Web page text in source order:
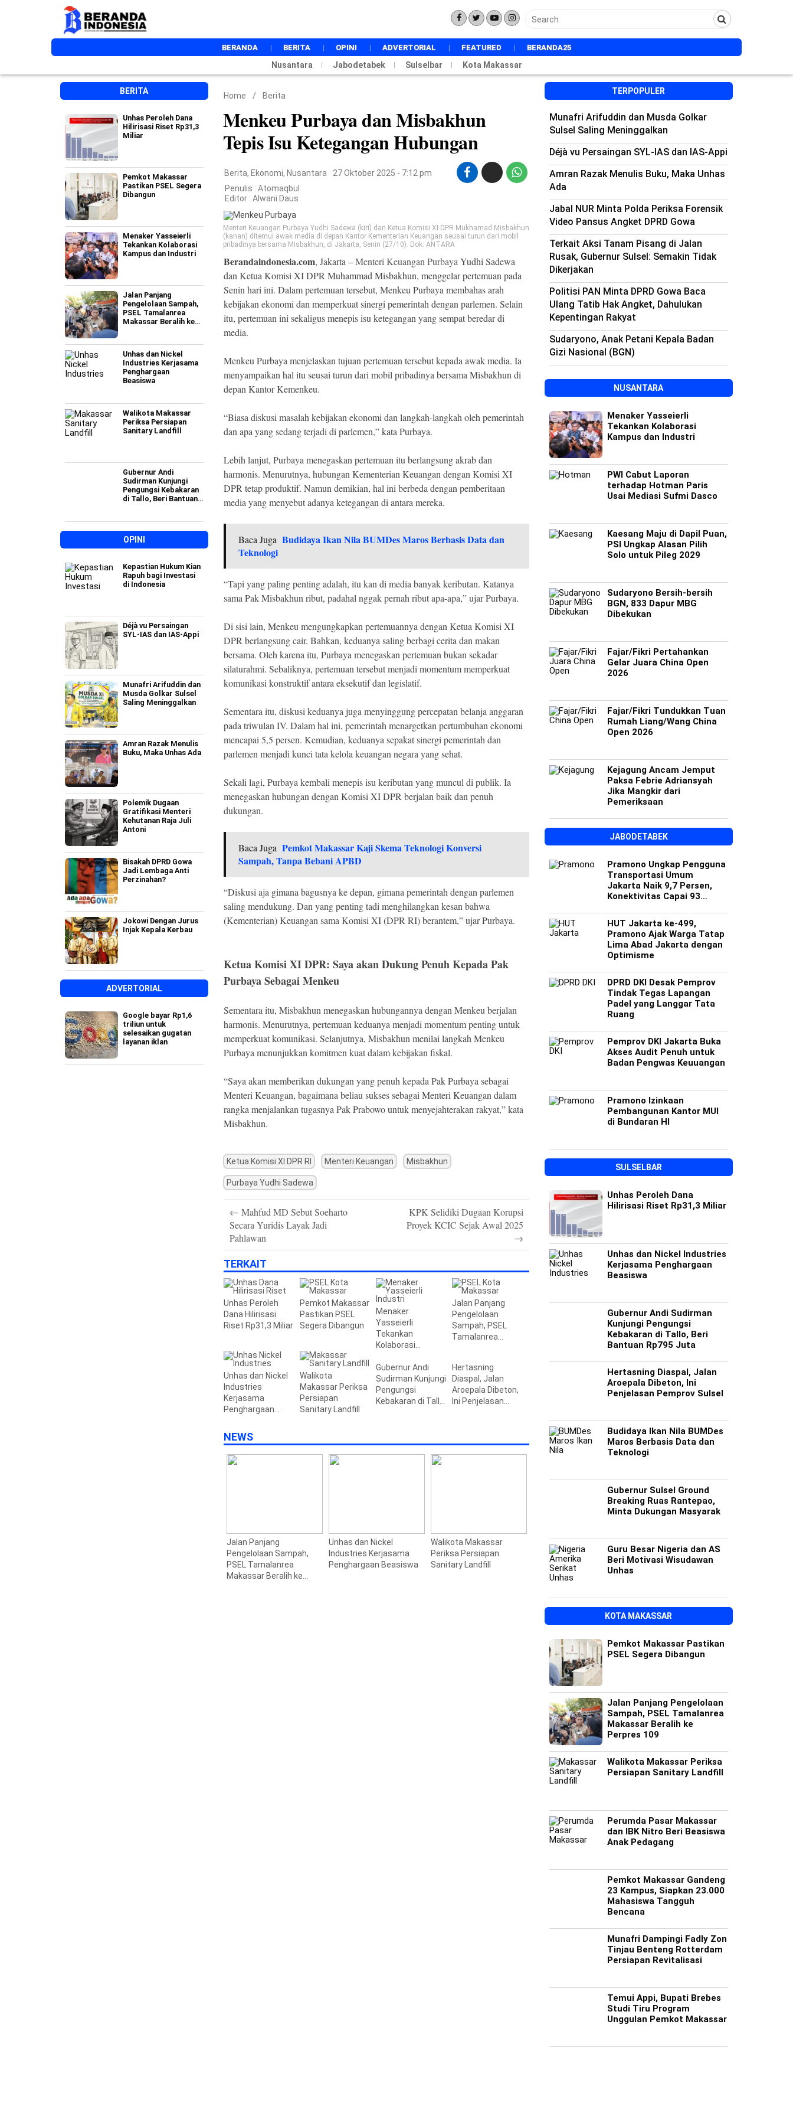
BERANDA BERITA
NASIONAL
INTERNASIONAL
EKONOMI
HUKUM
DAERAH
METRO
SPORT
WISATA
OPINI ADVERTORIAL FEATURED BERANDA25
Nusantara Jabodetabek Sulselbar Kota Makassar
BERITA
Unhas Peroleh Dana
Hilirisasi Riset Rp31,3
Miliar
Pemkot Makassar
Pastikan PSEL Segera
Dibangun
Menaker Yasseierli
Tekankan Kolaborasi
Kampus dan Industri
Jalan Panjang
Pengelolaan Sampah,
PSEL Tamalanrea
Makassar Beralih ke
Unhas dan Nickel
Industries Kerjasama
Penghargaan
Beasiswa
Walikota Makassar
Periksa Persiapan
Sanitary Landfill
Gubernur Andi
Sudirman Kunjungi
Pengungsi Kebakaran
di Tallo, Beri Bantuan
OPINI
Kepastian Hukum Kian
Rapuh bagi Investasi
di Indonesia
Déjà vu Persaingan
SYL-IAS dan IAS-Appi
Munafri Arifuddin dan
Musda Golkar Sulsel
Saling Meninggalkan
Amran Razak Menulis
Buku, Maka Unhas Ada
Polemik Dugaan
Gratifikasi Menteri
Kehutanan Raja Juli
Antoni
Bisakah DPRD Gowa
Jadi Lembaga Anti
Perzinahan?
Jokowi Dengan Jurus
Injak Kepala Kerbau
ADVERTORIAL
Google bayar Rp1,6
triliun untuk
selesaikan gugatan
layanan iklan
Home / Berita
Menkeu Purbaya dan Misbakhun
Tepis Isu Ketegangan Hubungan
Berita, Ekonomi, Nusantara
27 Oktober 2025 - 7:12 pm
Penulis : Atomaqbul
Editor : Alwani Daus
Menteri Keuangan Purbaya Yudhi Sadewa (kiri) dan Ketua Komisi XI DPR Mukhamad Misbakhun
(kanan) ditemui awak media di depan Kantor Kementerian Keuangan seusai turun dari mobil
pribadinya bersama Misbakhun, di Jakarta, Senin (27/10). Dok: ANTARA
Berandaindonesia.com, Jakarta –Menteri Keuangan Purbaya Yudhi Sadewa
dan Ketua Komisi XI DPR Muhammad Misbakhun, menggelar pertemuan pada
Senin hari ini. Dalam pertemuan tersebut, Menkeu Purbaya membahas arah
kebijakan ekonomi dan memperkuat sinergi pemerintah dengan parlemen. Selain
itu, pertemuan ini sekaligus menepis isu ketegangan yang sempat beredar di
media.
Menkeu Purbaya menjelaskan tujuan pertemuan tersebut kepada awak media. Ia
menyampaikan hal itu seusai turun dari mobil pribadinya bersama Misbakhun di
depan Kantor Kemenkeu.
“Biasa diskusi masalah kebijakan ekonomi dan langkah-langkah oleh pemerintah
dan apa yang sedang terjadi di parlemen,” kata Purbaya.
Lebih lanjut, Purbaya menegaskan pertemuan itu berlangsung akrab dan
harmonis. Menurutnya, hubungan Kementerian Keuangan dengan Komisi XI
DPR tetap produktif. Namun demikian, hal ini berbeda dengan pemberitaan
media yang menyebut adanya ketegangan di antara mereka.
Baca Juga Budidaya Ikan Nila BUMDes Maros Berbasis Data dan
Teknologi
“Tapi yang paling penting adalah, itu kan di media banyak keributan. Katanya
sama Pak Misbakhun ribut, padahal nggak pernah ribut apa-apa,” ujar Purbaya.
Di sisi lain, Menkeu mengungkapkan pertemuannya dengan Ketua Komisi XI
DPR berlangsung cair. Bahkan, keduanya saling berbagi cerita dan makan
bersama. Oleh karena itu, Purbaya menegaskan pertemuan bukan sekadar
silaturahmi. Sebaliknya, pertemuan tersebut menjadi momentum memperkuat
komunikasi konstruktif antara eksekutif dan legislatif.
Sementara itu, diskusi keduanya juga menyinggung percepatan belanja anggaran
pada triwulan IV. Dalam hal ini, pemerintah menargetkan pertumbuhan ekonomi
mencapai 5,5 persen. Kemudian, keduanya sepakat sinergi pemerintah dan
parlemen menjadi kunci tata kelola keuangan negara yang sehat.
Sekali lagi, Purbaya kembali menepis isu keributan yang muncul di publik. Ia
menegaskan hubungan dengan Komisi XI DPR berjalan baik dan penuh
dukungan.
Baca Juga Pemkot Makassar Kaji Skema Teknologi Konversi
Sampah, Tanpa Bebani APBD
“Diskusi aja gimana bagusnya ke depan, gimana pemerintah dengan parlemen
saling mendukung. Dan yang penting tadi menghilangkan kesan bahwa
(Kementerian) Keuangan sama Komisi XI (DPR RI) berantem,” ujar Purbaya.
Ketua Komisi XI DPR: Saya akan Dukung Penuh Kepada Pak
Purbaya Sebagai Menkeu
Sementara itu, Misbakhun menegaskan hubungannya dengan Menkeu berjalan
harmonis. Menurutnya, pertemuan keduanya menjadi momentum penting untuk
memperkuat komunikasi. Selanjutnya, Misbakhun menilai langkah Menkeu
Purbaya menunjukkan komitmen kuat dalam kebijakan fiskal.
“Saya akan memberikan dukungan yang penuh kepada Pak Purbaya sebagai
Menteri Keuangan, bagaimana beliau sukses sebagai Menteri Keuangan dalam
rangka menjalankan tugasnya Pak Prabowo untuk menyejahterakan rakyat,” kata
Misbakhun.​​​​​​​​​​​​​​​​
Ketua Komisi XI DPR RI Menteri Keuangan Misbakhun
Purbaya Yudhi Sadewa
navigation
← Mahfud MD Sebut Soeharto
Secara Yuridis Layak Jadi
Pahlawan
KPK Selidiki Dugaan Korupsi
Proyek KCIC Sejak Awal 2025
→
TERKAIT
Unhas Peroleh
Dana Hilirisasi
Riset Rp31,3 Miliar
Pemkot Makassar
Pastikan PSEL
Segera Dibangun
Menaker
Yasseierli
Tekankan
Kolaborasi
Industri
Jalan Panjang
Pengelolaan
Sampah, PSEL
Tamalanrea
Unhas dan Nickel
Industries
Kerjasama
Penghargaan
Walikota
Makassar Periksa
Persiapan
Sanitary Landfill
Gubernur Andi
Sudirman Kunjungi
Pengungsi
Kebakaran di Tallo,
Hertasning
Diaspal, Jalan
Aroepala Dibeton,
Ini Penjelasan
NEWS
Jalan Panjang
Pengelolaan Sampah,
PSEL Tamalanrea
Makassar Beralih ke
Unhas dan Nickel
Industries Kerjasama
Penghargaan Beasiswa
Walikota Makassar
Periksa Persiapan
Sanitary Landfill
Gubernur Andi Sudirman
Kunjungi Pengungsi
Kebakaran di Tallo, Beri
Bantuan Rp795 Juta
Hertasning Diaspal, Jalan
Aroepala Dibeton, Ini
Penjelasan Pemprov
TERPOPULER
Munafri Arifuddin dan Musda Golkar
Sulsel Saling Meninggalkan
Déjà vu Persaingan SYL-IAS dan IAS-Appi
Amran Razak Menulis Buku, Maka Unhas
Ada
Jabal NUR Minta Polda Periksa Forensik
Video Pansus Angket DPRD Gowa
Terkait Aksi Tanam Pisang di Jalan
Rusak, Gubernur Sulsel: Semakin Tidak
Dikerjakan
Politisi PAN Minta DPRD Gowa Baca
Ulang Tatib Hak Angket, Dahulukan
Kepentingan Rakyat
Sudaryono, Anak Petani Kepala Badan
Gizi Nasional (BGN)
NUSANTARA
Menaker Yasseierli
Tekankan Kolaborasi
Kampus dan Industri
PWI Cabut Laporan
terhadap Hotman Paris
Usai Mediasi Sufmi Dasco
Kaesang Maju di Dapil Puan,
PSI Ungkap Alasan Pilih
Solo untuk Pileg 2029
Sudaryono Bersih-bersih
BGN, 833 Dapur MBG
Dibekukan
Fajar/Fikri Pertahankan
Gelar Juara China Open
2026
Fajar/Fikri Tundukkan Tuan
Rumah Liang/Wang China
Open 2026
Kejagung Ancam Jemput
Paksa Febrie Adriansyah
Jika Mangkir dari
Pemeriksaan
JABODETABEK
Pramono Ungkap Pengguna
Transportasi Umum
Jakarta Naik 9,7 Persen,
Konektivitas Capai 93
HUT Jakarta ke-499,
Pramono Ajak Warga Tatap
Lima Abad Jakarta dengan
Optimisme
DPRD DKI Desak Pemprov
Tindak Tegas Lapangan
Padel yang Langgar Tata
Ruang
Pemprov DKI Jakarta Buka
Akses Audit Penuh untuk
Badan Pengwas Keuuangan
Pramono Izinkaan
Pembangunan Kantor MUI
di Bundaran HI
SULSELBAR
Unhas Peroleh Dana
Hilirisasi Riset Rp31,3 Miliar
Unhas dan Nickel Industries
Kerjasama Penghargaan
Beasiswa
Gubernur Andi Sudirman
Kunjungi Pengungsi
Kebakaran di Tallo, Beri
Bantuan Rp795 Juta
Hertasning Diaspal, Jalan
Aroepala Dibeton, Ini
Penjelasan Pemprov Sulsel
Budidaya Ikan Nila BUMDes
Maros Berbasis Data dan
Teknologi
Gubernur Sulsel Ground
Breaking Ruas Rantepao,
Minta Dukungan Masyarak
Guru Besar Nigeria dan AS
Beri Motivasi Wisudawan
Unhas
KOTA MAKASSAR
Pemkot Makassar Pastikan
PSEL Segera Dibangun
Jalan Panjang Pengelolaan
Sampah, PSEL Tamalanrea
Makassar Beralih ke
Perpres 109
Walikota Makassar Periksa
Persiapan Sanitary Landfill
Perumda Pasar Makassar
dan IBK Nitro Beri Beasiswa
Anak Pedagang
Pemkot Makassar Gandeng
23 Kampus, Siapkan 23.000
Mahasiswa Tangguh
Bencana
Munafri Dampingi Fadly Zon
Tinjau Benteng Rotterdam
Persiapan Revitalisasi
Temui Appi, Bupati Brebes
Studi Tiru Program
Unggulan Pemkot Makassar